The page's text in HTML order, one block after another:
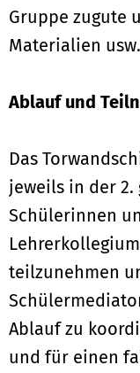
Gruppe zugute
Materialien
Ablauf und
Das
jeweils in der 2.
Schülerinnen
teilzunehmen
Ablauf zu
und für einen